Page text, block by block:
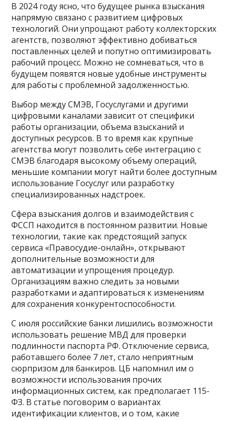
В 2024 году ясно, что будущее рынка взыскания
напрямую связано с развитием цифровых
технологий. Они упрощают работу коллекторских
агентств, позволяют эффективно добиваться
поставленных целей и попутно оптимизировать
рабочий процесс. Можно не сомневаться, что в
будущем появятся новые удобные инструменты
для работы с проблемной задолженностью.
Выбор между СМЭВ, Госуслугами и другими
цифровыми каналами зависит от специфики
работы организации, объема взысканий и
доступных ресурсов. В то время как крупные
агентства могут позволить себе интеграцию с
СМЭВ благодаря высокому объему операций,
меньшие компании могут найти более доступным
использование Госуслуг или разработку
специализированных надстроек.
Сфера взыскания долгов и взаимодействия с
ФССП находится в постоянном развитии. Новые
технологии, такие как предстоящий запуск
сервиса «Правосудие-онлайн», открывают
дополнительные возможности для
автоматизации и упрощения процедур.
Организациям важно следить за новыми
разработками и адаптироваться к изменениям
для сохранения конкурентоспособности.
С июля российские банки лишились возможности
использовать решение МВД для проверки
подлинности паспорта РФ. Отключение сервиса,
работавшего более 7 лет, стало неприятным
сюрпризом для банкиров. ЦБ напомнил им о
возможности использования прочих
информационных систем, как предполагает 115-
ФЗ. В статье поговорим о вариантах
идентификации клиентов, и о том, какие